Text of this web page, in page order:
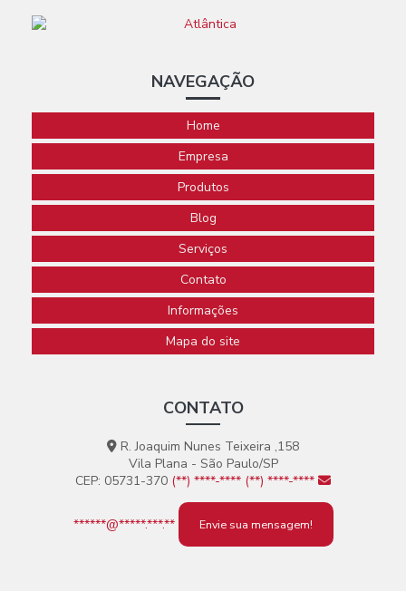
NAVEGAÇÃO
Home
Empresa
Produtos
Blog
Serviços
Contato
Informações
Mapa do site
CONTATO
R. Joaquim Nunes Teixeira ,158
Vila Plana - São Paulo/SP
CEP: 05731-370 (**) ****-**** (**) ****-****
******@*****.***.** Envie sua mensagem!